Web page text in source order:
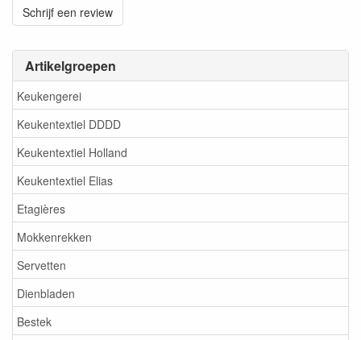
Artikelgroepen
Keukengerei
Keukentextiel DDDD
Keukentextiel Holland
Keukentextiel Elias
Etagières
Mokkenrekken
Servetten
Dienbladen
Bestek
Schrijf een review